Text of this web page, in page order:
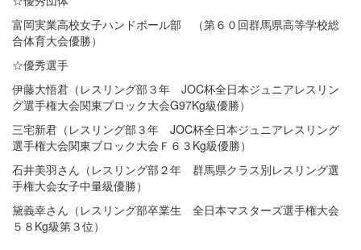
富岡実業高校女子ハンドボール部 （第６０回群馬県高等学校総
合体育大会優勝）
☆優秀選手
伊藤大悟君（レスリング部３年 JOC杯全日本ジュニアレスリン
グ選手権大会関東ブロック大会G97Kg級優勝）
三宅新君（レスリング部３年 JOC杯全日本ジュニアレスリング
選手権大会関東ブロック大会Ｆ６３Kg級優勝）
石井美羽さん（レスリング部２年 群馬県クラス別レスリング選
手権大会女子中量級優勝）
黛義幸さん（レスリング部卒業生 全日本マスターズ選手権大会
５８Kg級第３位）